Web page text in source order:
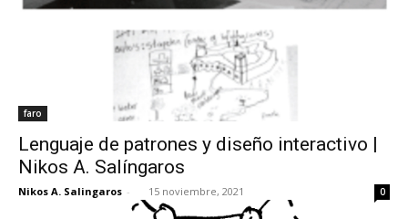
faro
Lenguaje de patrones y diseño interactivo |
Nikos A. Salíngaros
Nikos A. Salingaros - 15 noviembre, 2021 0